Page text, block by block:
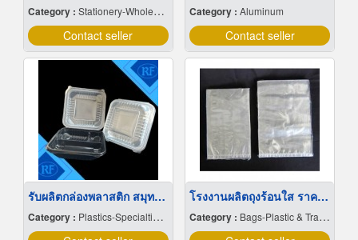
Category : Stationery-Wholesale & Manufacturers
Contact seller
Category : Aluminum
Contact seller
รับผลิตกล่องพลาสติก สมุทรสาคร
Category : Plastics-Specialties-Wholesales & Manufacturers
โรงงานผลิตถุงร้อนใส ราคาส่ง
Category : Bags-Plastic & Transparent